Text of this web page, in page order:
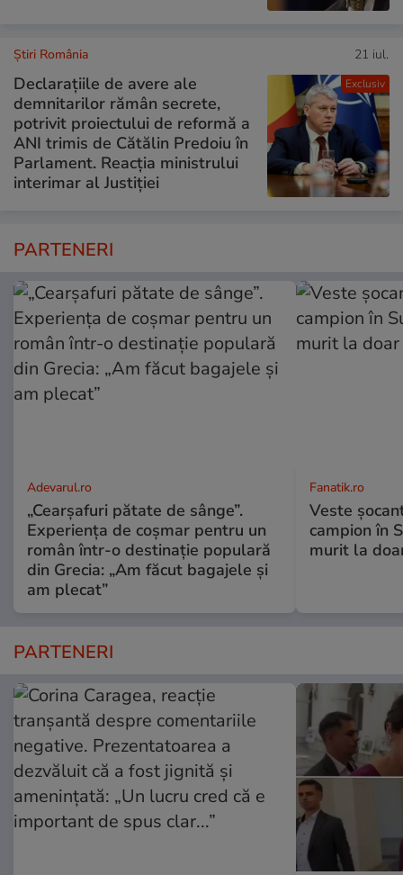
Exclusiv
Știri România 21 iul.
Declarațiile de avere ale
demnitarilor rămân secrete,
potrivit proiectului de reformă a
ANI trimis de Cătălin Predoiu în
Parlament. Reacția ministrului
interimar al Justiției
PARTENERI
Adevarul.ro
„Cearșafuri pătate de sânge”.
Experiența de coșmar pentru un
român într-o destinație populară
din Grecia: „Am făcut bagajele și
am plecat”
Fanatik.ro
Veste
campion în
murit la
PARTENERI